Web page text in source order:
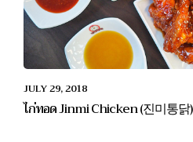
JULY 29, 2018
ไก่ทอด Jinmi Chicken (진미통닭)